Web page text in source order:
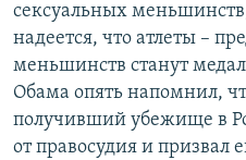
сексуальных
надеется, что атлеты –
меньшинств станут
Обама опять напомнил,
получивший убежище в
от правосудия и призвал